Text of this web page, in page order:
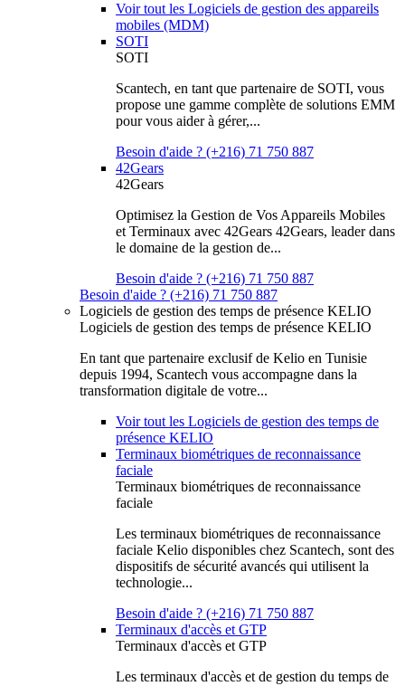
Voir tout les Logiciels de gestion des appareils
mobiles (MDM)
SOTI
SOTI
Scantech, en tant que partenaire de SOTI, vous
propose une gamme complète de solutions EMM
pour vous aider à gérer,...
Besoin d'aide ? (+216) 71 750 887
42Gears
42Gears
Optimisez la Gestion de Vos Appareils Mobiles
et Terminaux avec 42Gears 42Gears, leader dans
le domaine de la gestion de...
Besoin d'aide ? (+216) 71 750 887
Besoin d'aide ? (+216) 71 750 887
Logiciels de gestion des temps de présence KELIO
Logiciels de gestion des temps de présence KELIO
En tant que partenaire exclusif de Kelio en Tunisie
depuis 1994, Scantech vous accompagne dans la
transformation digitale de votre...
Voir tout les Logiciels de gestion des temps de
présence KELIO
Terminaux biométriques de reconnaissance
faciale
Terminaux biométriques de reconnaissance
faciale
Les terminaux biométriques de reconnaissance
faciale Kelio disponibles chez Scantech, sont des
dispositifs de sécurité avancés qui utilisent la
technologie...
Besoin d'aide ? (+216) 71 750 887
Terminaux d'accès et GTP
Terminaux d'accès et GTP
Les terminaux d'accès et de gestion du temps de